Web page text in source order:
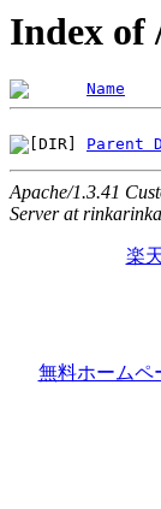
Index of
Name
Parent
Apache/1.3.41
Server at
楽
無料ホームペ